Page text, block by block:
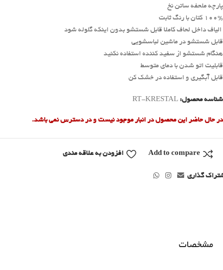
پارچه ملحفه ساتن نخ
100% کتان با رنگ ثابت
الیاف داخل لحاف کاملا قابل شستشو بدون اینکه گلوله شود
قابل شستشو در ماشین لباسشویی
هنگام شستشو از سفید کننده استفاده نکنید
قابلیت اتو شدن با دمای متوسط
قابل آبگیری و استفاده در خشک کن
شناسه محصول: RT-KRESTAL
در حال حاضر این محصول در انبار موجود نیست و در دسترس نمی باشد.
Add to compare افزودن به علاقه مندی
گذاری
مشخصات